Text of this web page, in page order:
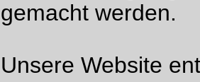
Unsere Website